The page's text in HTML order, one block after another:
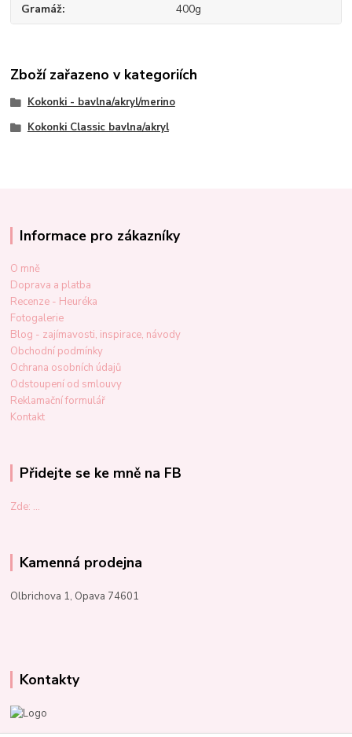
Gramáž 400g
Zboží zařazeno v kategoriích
Kokonki - bavlna/akryl/merino
Kokonki Classic bavlna/akryl
Informace pro zákazníky
O mně
Doprava a platba
Recenze - Heuréka
Fotogalerie
Blog - zajímavosti, inspirace, návody
Obchodní podmínky
Ochrana osobních údajů
Odstoupení od smlouvy
Reklamační formulář
Kontakt
Přidejte se ke mně na FB
Zde: ...
Kamenná prodejna
Olbrichova 1, Opava 74601
Kontakty